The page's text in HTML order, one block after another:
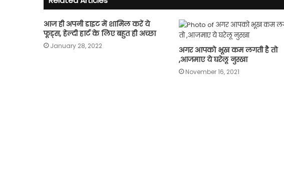
आज ही अपनी डाइट में शामिल करें ये
फूड्स, हेल्दी हार्ट के लिए बहुत ही अच्छा
January 28, 2022
अगर आपको भूख कम लगती है तो
,आजमाए ये घरेलू नुस्खा
November 16, 2021